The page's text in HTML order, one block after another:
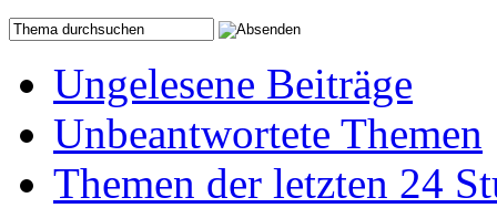
Ungelesene Beiträge
Unbeantwortete Themen
Themen der letzten 24